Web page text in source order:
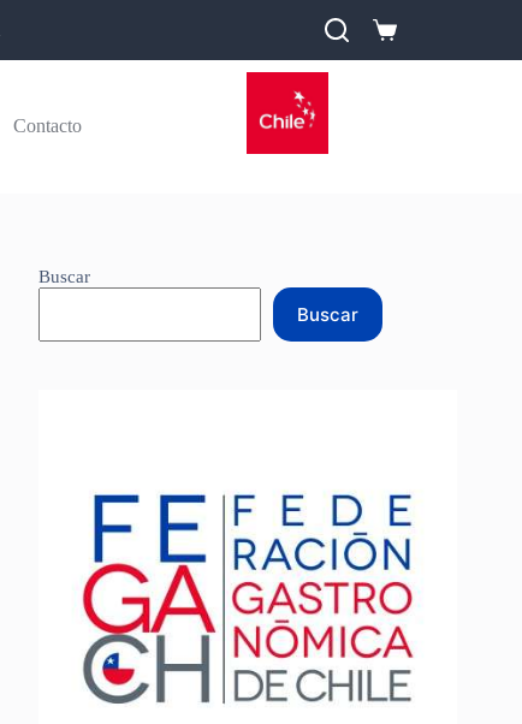
Contacto
Buscar
Buscar